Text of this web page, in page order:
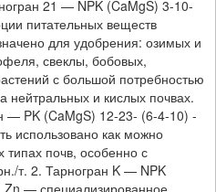
21 — NPK (CaMgS) 3-10-
питательных веществ
для удобрения: озимых и
свеклы, бобовых,
с большой потребностью
нейтральных и кислых почвах.
— PK (CaMgS) 12-23- (6-4-10) -
использовано как можно
почв, особенно с
т. 2. Тарногран K — NPK
Zn — специализированное